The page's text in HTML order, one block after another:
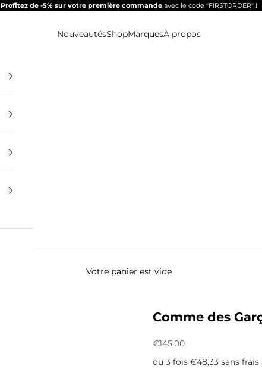
Profitez de -5% sur votre première commande avec le code "FIRSTORDER" !
NouveautésShopMarquesÀ propos
Votre panier est vide
Comme des
Prix de vente
€145,00
ou 3 fois €48,33 sans frais